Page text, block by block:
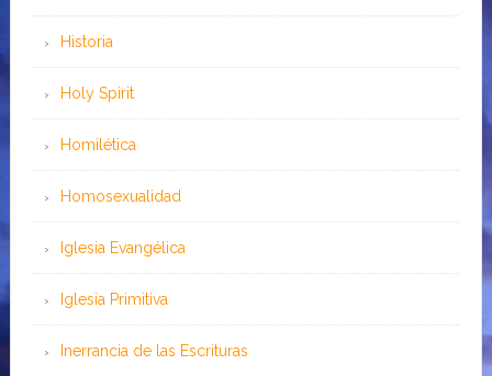
Historia
Holy Spirit
Homilética
Homosexualidad
Iglesia Evangélica
Iglesia Primitiva
Inerrancia de las Escrituras